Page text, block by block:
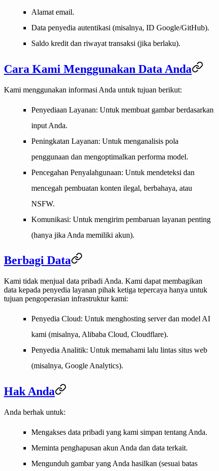
Alamat email.
Data penyedia autentikasi (misalnya, ID Google/GitHub).
Saldo kredit dan riwayat transaksi (jika berlaku).
Cara Kami Menggunakan Data Anda
Kami menggunakan informasi Anda untuk tujuan berikut:
Penyediaan Layanan: Untuk membuat gambar berdasarkan
input Anda.
Peningkatan Layanan: Untuk menganalisis pola
penggunaan dan mengoptimalkan performa model.
Pencegahan Penyalahgunaan: Untuk mendeteksi dan
mencegah pembuatan konten ilegal, berbahaya, atau
NSFW.
Komunikasi: Untuk mengirim pembaruan layanan penting
(hanya jika Anda memiliki akun).
Berbagi Data
Kami tidak menjual data pribadi Anda. Kami dapat membagikan
data kepada penyedia layanan pihak ketiga tepercaya hanya untuk
tujuan pengoperasian infrastruktur kami:
Penyedia Cloud: Untuk menghosting server dan model AI
kami (misalnya, Alibaba Cloud, Cloudflare).
Penyedia Analitik: Untuk memahami lalu lintas situs web
(misalnya, Google Analytics).
Hak Anda
Anda berhak untuk:
Mengakses data pribadi yang kami simpan tentang Anda.
Meminta penghapusan akun Anda dan data terkait.
Mengunduh gambar yang Anda hasilkan (sesuai batas